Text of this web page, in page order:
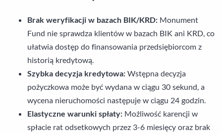
Brak weryfikacji w bazach BIK/KRD: Monument
Fund nie sprawdza klientów w bazach BIK ani KRD, co
ułatwia dostęp do finansowania przedsiębiorcom z
historią kredytową.
Szybka decyzja kredytowa: Wstępna decyzja
pożyczkowa może być wydana w ciągu 30 sekund, a
wycena nieruchomości następuje w ciągu 24 godzin.
Elastyczne warunki spłaty: Możliwość karencji w
spłacie rat odsetkowych przez 3-6 miesięcy oraz brak